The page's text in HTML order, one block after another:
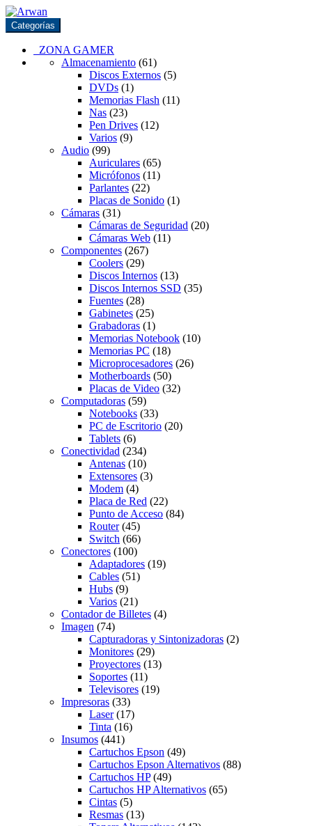
Saltar
la
navegación
Saltar
al
contenido
Categorías
ZONA GAMER
Almacenamiento (61)
Discos Externos (5)
DVDs (1)
Memorias Flash (11)
Nas (23)
Pen Drives (12)
Varios (9)
Audio (99)
Auriculares (65)
Micrófonos (11)
Parlantes (22)
Placas de Sonido (1)
Cámaras (31)
Cámaras de Seguridad (20)
Cámaras Web (11)
Componentes (267)
Coolers (29)
Discos Internos (13)
Discos Internos SSD (35)
Fuentes (28)
Gabinetes (25)
Grabadoras (1)
Memorias Notebook (10)
Memorias PC (18)
Microprocesadores (26)
Motherboards (50)
Placas de Video (32)
Computadoras (59)
Notebooks (33)
PC de Escritorio (20)
Tablets (6)
Conectividad (234)
Antenas (10)
Extensores (3)
Modem (4)
Placa de Red (22)
Punto de Acceso (84)
Router (45)
Switch (66)
Conectores (100)
Adaptadores (19)
Cables (51)
Hubs (9)
Varios (21)
Contador de Billetes (4)
Imagen (74)
Capturadoras y Sintonizadoras (2)
Monitores (29)
Proyectores (13)
Soportes (11)
Televisores (19)
Impresoras (33)
Laser (17)
Tinta (16)
Insumos (441)
Cartuchos Epson (49)
Cartuchos Epson Alternativos (88)
Cartuchos HP (49)
Cartuchos HP Alternativos (65)
Cintas (5)
Resmas (13)